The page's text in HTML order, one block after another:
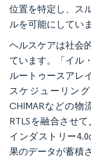
位置を特定し、ス
ルを可能にしていま
ヘルスケアは社会
ています。「イル
ルートゥースアレ
スケジューリン
CHIMARなどの物
RTLSを融合させ
インダストリー
果のデータが蓄積